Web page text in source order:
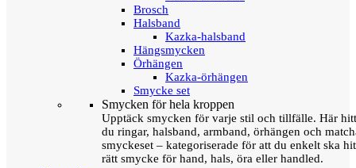
Brosch
Halsband
Kazka-halsband
Hängsmycken
Örhängen
Kazka-örhängen
Smycke set
Smycken för hela kroppen
Upptäck smycken för varje stil och tillfälle. Här
du ringar, halsband, armband, örhängen och
smyckeset – kategoriserade för att du enkelt ska
rätt smycke för hand, hals, öra eller handled.